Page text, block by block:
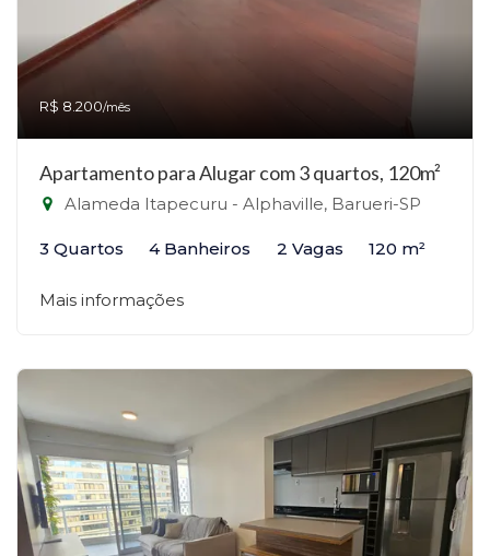
R$ 8.200/mês
Apartamento para Alugar com 3 quartos, 120m²
Alameda Itapecuru - Alphaville, Barueri-SP
3 Quartos 4 Banheiros 2 Vagas 120 m²
Mais informações